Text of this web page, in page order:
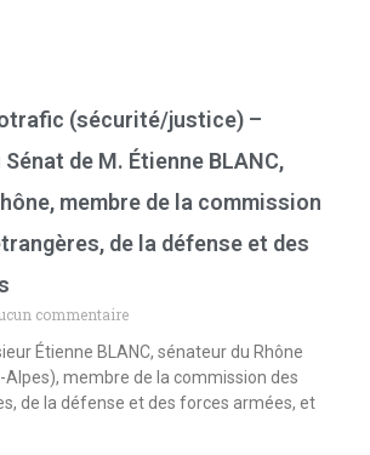
(sécurité/justice) –
Sénat de M. Étienne BLANC,
membre de la commission
de la défense et des
commentaire
Étienne BLANC, sénateur du Rhône
membre de la commission des
de la défense et des forces armées, et